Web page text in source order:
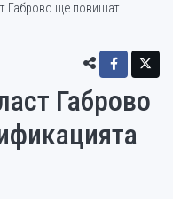
Габрово ще повишат
Габрово